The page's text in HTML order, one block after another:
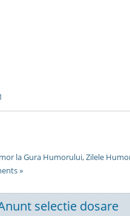
la Gura Humorului,Zilele
»
selectie dosare